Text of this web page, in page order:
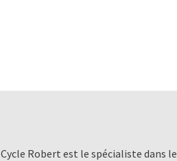
Cycle Robert est le spécialiste dans le